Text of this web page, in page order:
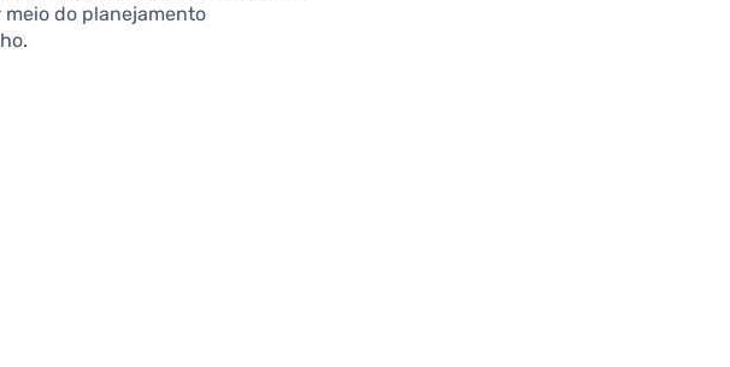
do planejamento